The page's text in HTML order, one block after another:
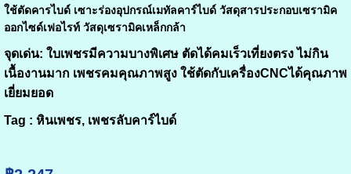
ใช้ตัดคารไบด์ เซาะร่องอุปกรณ์เมทัลคาร์ไบด์ วัสดุสารประกอบเซรามิค
ออกไซด์เฟอไรท์ วัสดุเซรามิคเหล็กกล้า
จุดเด่น: ใบเพชรมีความบางพิเศษ ตัดได้คมเร็วเที่ยงตรง ไม่กิน
เนื้องานมาก เพชรคมคุณภาพสูง ใช้ตัดกับเครื่องCNCได้คุณภาพ
เยี่ยมยอด
Tag : หินเพชร, เพชรลับคาร์ไบด์